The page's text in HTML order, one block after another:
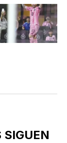
EL
QUE LOS
SIGUEN